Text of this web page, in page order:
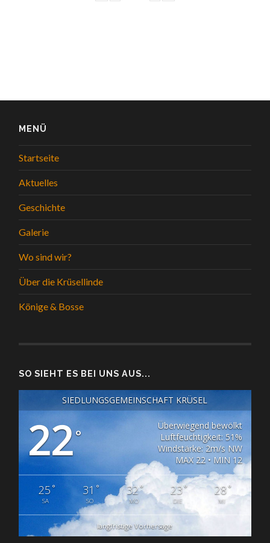
MENÜ
Startseite
Aktuelles
Geschichte
Galerie
Wo sind wir?
Über die Krüsellinde
Könige & Bosse
SO SIEHT ES BEI UNS AUS...
SIEDLUNGSGEMEINSCHAFT KRÜSEL
22°
Überwiegend bewölkt
Luftfeuchtigkeit: 51%
Windstärke: 2m/s NW
MAX 22 • MIN 12
25°
SA
31 °
SO
32°
MO
23°
DIE
28°
MI
langfristige Vorhersage